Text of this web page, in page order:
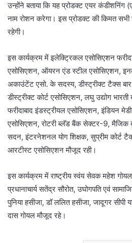
उन्होंने बताया कि यह प्रोडक्ट एयर कंडीशनिंग
नाम रोशन करेगा। इस प्रोडक्ट की किमत
रहेगी।
इस कार्यक्रम में इलेक्ट्रिकल एसोसिएशन
एसोसिएशन, ऑयरन एंड स्टील एसोसिएशन,
अकाउंटेंट एसो. के सदस्य, डीस्ट्रीक्ट टैक्स
डीस्ट्रीक्ट काेर्ट एसोसिएशन, लघु उद्योग
फरीदाबाद इंडस्ट्रीयल एसोसिएशन, इंडियन
एसोसिएशन, रोटरी ब्लॅड बैंक सेक्टर-9, मैजिक
सदन, इंटरनेशनल योग शिक्षक, सुप्रीम कोर्ट
आरटीस्ट एसोसिएशन मौजूद रही।
इस कार्यक्रम में राष्ट्रीय स्वंय सेवक महेश
प्रधानाचार्य सतेंद्र सौरोत, उघोगपति एवं
पुनिया हसीजा, डॉ ललित हसीजा, जादूगर सीपी
दास गोयल मौजूद रहे।